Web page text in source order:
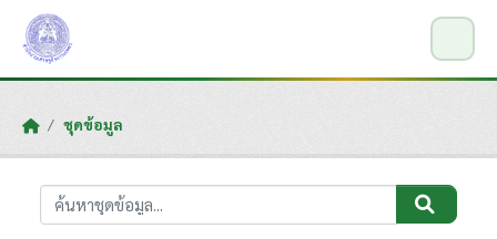
Skip to main content
ชุดข้อมูล